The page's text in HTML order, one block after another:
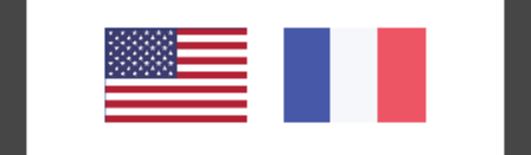
basé sur1 avis vérifiés
0% de nos clients recommandent ce produit
Confort
Rapport qualité / prix